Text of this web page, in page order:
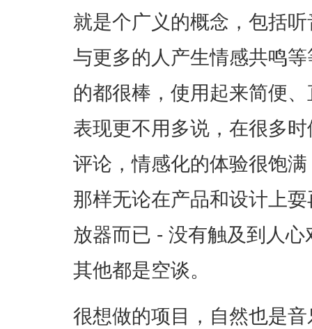
就是个广义的概念，包括
与更多的人产生情感共鸣
的都很棒，使用起来简便
表现更不用多说，在很多
评论，情感化的体验很饱
那样无论在产品和设计上
放器而已 - 没有触及到人
其他都是空谈。
很想做的项目，自然也是